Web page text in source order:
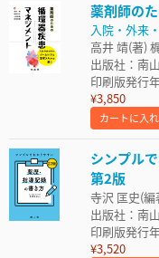
薬剤師の
入院・外来
高井 靖(著)
出版社：南
印刷版発行
¥3,850
カートに入
シンプル
第2版
寺沢 匡史(編
出版社：南
印刷版発行
¥3,520